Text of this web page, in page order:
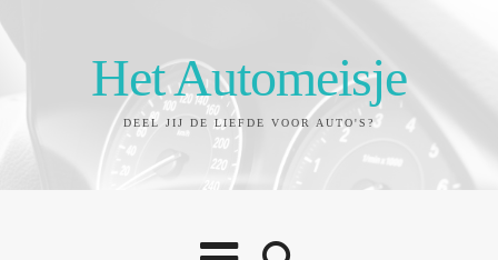
Het Automeisje
DEEL JIJ DE LIEFDE VOOR AUTO'S?